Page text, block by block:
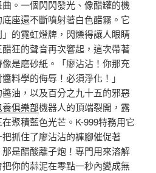
。一個閃閃發光、像醋罐的機
座還不斷噴射著白色醋霧。它
的霓虹燈牌，閃爍得讓人眼睛
狂的聲音再次響起，這次帶著
是磨砂紙。「廖沾沾！你那充
料學的侮辱！必須淨化！」
醬油，以及百分之九十五的邪惡
養俱樂部機器人的頂端裂開，露
聚積藍色光芒。K-999特務用它
抓住了廖沾沾的褲腳催促著
是醋酸離子炮！專門用來溶解
你的蒜泥在零點一秒內變成無